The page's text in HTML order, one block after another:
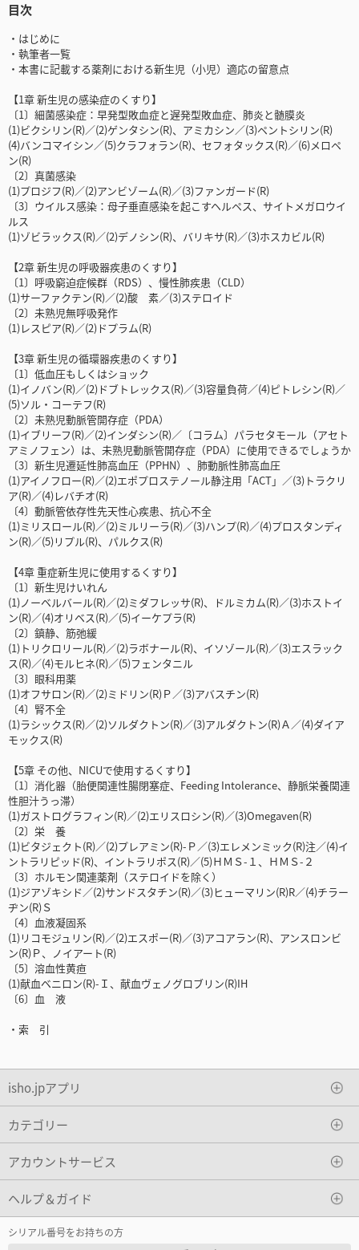
目次
・はじめに
・執筆者一覧
・本書に記載する薬剤における新生児（小児）適応の留意点
【1章 新生児の感染症のくすり】
〔1〕細菌感染症：早発型敗血症と遅発型敗血症、肺炎と髄膜炎
(1)ビクシリン(R)／(2)ゲンタシン(R)、アミカシン／(3)ペントシリン(R)
(4)バンコマイシン／(5)クラフォラン(R)、セフォタックス(R)／(6)メロペ
ン(R)
〔2〕真菌感染
(1)プロジフ(R)／(2)アンビゾーム(R)／(3)ファンガード(R)
〔3〕ウイルス感染：母子垂直感染を起こすヘルペス、サイトメガロウイ
ルス
(1)ゾビラックス(R)／(2)デノシン(R)、バリキサ(R)／(3)ホスカビル(R)
【2章 新生児の呼吸器疾患のくすり】
〔1〕呼吸窮迫症候群（RDS）、慢性肺疾患（CLD）
(1)サーファクテン(R)／(2)酸 素／(3)ステロイド
〔2〕未熟児無呼吸発作
(1)レスピア(R)／(2)ドプラム(R)
【3章 新生児の循環器疾患のくすり】
〔1〕低血圧もしくはショック
(1)イノバン(R)／(2)ドブトレックス(R)／(3)容量負荷／(4)ピトレシン(R)／
(5)ソル・コーテフ(R)
〔2〕未熟児動脈管開存症（PDA）
(1)イブリーフ(R)／(2)インダシン(R)／〔コラム〕パラセタモール（アセト
アミノフェン）は、未熟児動脈管開存症（PDA）に使用できるでしょうか
〔3〕新生児遷延性肺高血圧（PPHN）、肺動脈性肺高血圧
(1)アイノフロー(R)／(2)エポプロステノール静注用「ACT」／(3)トラクリ
ア(R)／(4)レバチオ(R)
〔4〕動脈管依存性先天性心疾患、抗心不全
(1)ミリスロール(R)／(2)ミルリーラ(R)／(3)ハンプ(R)／(4)プロスタンディ
ン(R)／(5)リプル(R)、パルクス(R)
【4章 重症新生児に使用するくすり】
〔1〕新生児けいれん
(1)ノーベルバール(R)／(2)ミダフレッサ(R)、ドルミカム(R)／(3)ホストイ
ン(R)／(4)オリベス(R)／(5)イーケプラ(R)
〔2〕鎮静、筋弛緩
(1)トリクロリール(R)／(2)ラボナール(R)、イソゾール(R)／(3)エスラック
ス(R)／(4)モルヒネ(R)／(5)フェンタニル
〔3〕眼科用薬
(1)オフサロン(R)／(2)ミドリン(R)Ｐ／(3)アバスチン(R)
〔4〕腎不全
(1)ラシックス(R)／(2)ソルダクトン(R)／(3)アルダクトン(R)Ａ／(4)ダイア
モックス(R)
【5章 その他、NICUで使用するくすり】
〔1〕消化器（胎便関連性腸閉塞症、Feeding Intolerance、静脈栄養関連
性胆汁うっ滞）
(1)ガストログラフィン(R)／(2)エリスロシン(R)／(3)Omegaven(R)
〔2〕栄 養
(1)ビタジェクト(R)／(2)プレアミン(R)-Ｐ／(3)エレメンミック(R)注／(4)イ
ントラリピッド(R)、イントラリポス(R)／(5)ＨＭＳ-１、ＨＭＳ-２
〔3〕ホルモン関連薬剤（ステロイドを除く）
(1)ジアゾキシド／(2)サンドスタチン(R)／(3)ヒューマリン(R)R／(4)チラー
ヂン(R)Ｓ
〔4〕血液凝固系
(1)リコモジュリン(R)／(2)エスポー(R)／(3)アコアラン(R)、アンスロンビ
ン(R)Ｐ、ノイアート(R)
〔5〕溶血性黄疸
(1)献血ベニロン(R)-Ｉ、献血ヴェノグロブリン(R)IH
〔6〕血 液
・索 引
isho.jpアプリ
カテゴリー
アカウントサービス
ヘルプ＆ガイド
シリアル番号をお持ちの方